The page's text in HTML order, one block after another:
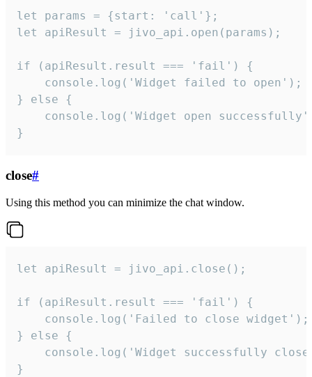
let params = {start: 'call'};
let apiResult = jivo_api.open(params);
if (apiResult.result === 'fail') {
    console.log('Widget failed to open');
} else {
console.log('Widget open
}
close#
Using this method you can minimize the chat window.
let apiResult = jivo_api.close();
if (apiResult.result === 'fail') {
    console.log('Failed to close widget');
} else {
console.log('Widget successfully
}